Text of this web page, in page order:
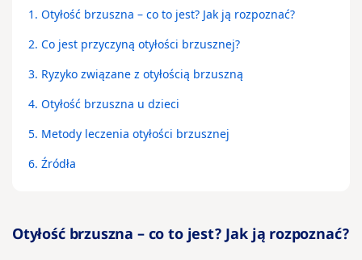
1. Otyłość brzuszna – co to jest? Jak ją rozpoznać?
2. Co jest przyczyną otyłości brzusznej?
3. Ryzyko związane z otyłością brzuszną
4. Otyłość brzuszna u dzieci
5. Metody leczenia otyłości brzusznej
6. Źródła
Otyłość brzuszna – co to jest? Jak ją rozpoznać?